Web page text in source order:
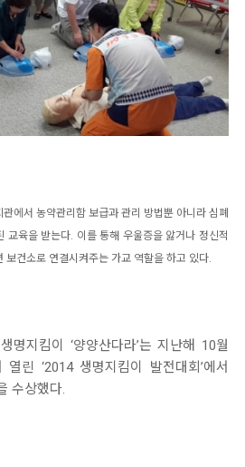
에서 농약관리함 보급과 관리 방법뿐 아니라 심폐
교육을 받는다. 이를 통해 우울증을 앓거나 정신적
보건소로 연결시켜주는 가교 역할을 하고 있다.
명지킴이 ‘양양산다라’는 지난해 10월
린 ‘2014 생명지킴이 발전대회’에서
수상했다.